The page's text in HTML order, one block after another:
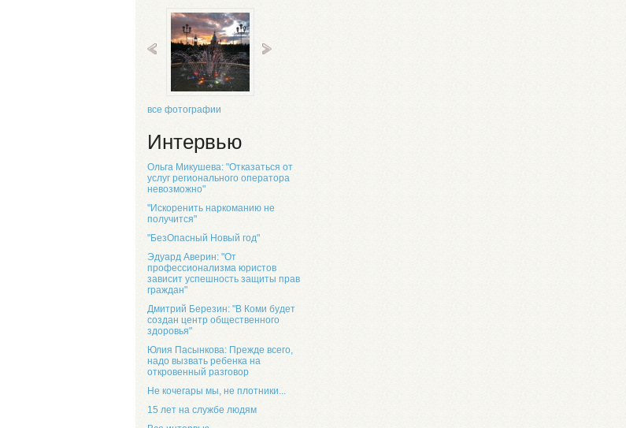
все фотографии
Интервью
Ольга Микушева: "Отказаться от
услуг регионального оператора
невозможно"
"Искоренить наркоманию не
получится"
"БезОпасный Новый год"
Эдуард Аверин: "От
профессионализма юристов
зависит успешность защиты прав
граждан"
Дмитрий Березин: "В Коми будет
создан центр общественного
здоровья"
Юлия Пасынкова: Прежде всего,
надо вызвать ребенка на
откровенный разговор
Не кочегары мы, не плотники...
15 лет на службе людям